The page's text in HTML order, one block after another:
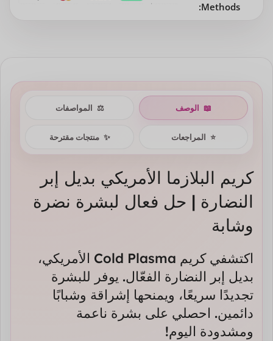
Methods:
📖 الوصف ⚖️ المواصفات
⭐ المراجعات ✨ منتجات مقترحة
كريم البلازما الأمريكي بديل إبر
النضارة | حل فعال لبشرة نضرة
وشابة
اكتشفي كريم Cold Plasma الأمريكي،
بديل إبر النضارة الفعّال. يوفر للبشرة
تجديدًا سريعًا، ويمنحها إشراقة وشبابًا
دائمين. احصلي على بشرة ناعمة
ومشدودة اليوم!